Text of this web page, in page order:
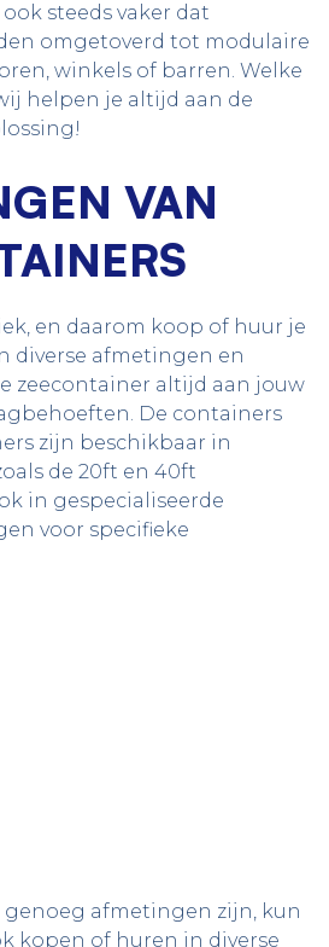
steeds vaker dat
omgetoverd tot modulaire
winkels of barren. Welke
helpen je altijd aan de
VAN
en daarom koop of huur je
diverse afmetingen en
zeecontainer altijd aan jouw
De containers
zijn beschikbaar in
de 20ft en 40ft
in gespecialiseerde
voor specifieke
genoeg afmetingen zijn, kun
kopen of huren in diverse